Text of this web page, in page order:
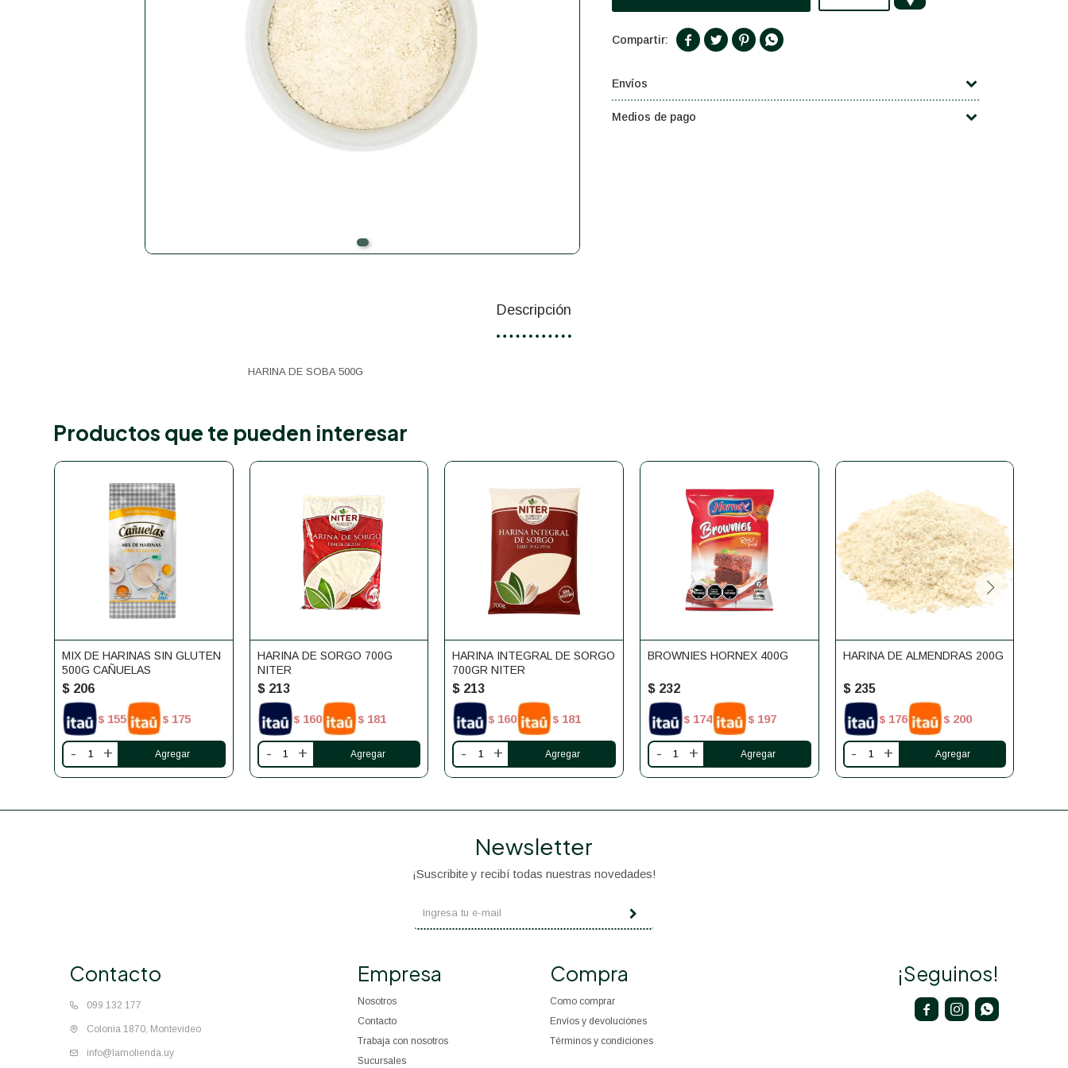
   
Envíos
Medios de pago
Descripción
HARINA DE SOBA 500G
Productos que te pueden interesar
MIX DE HARINAS SIN GLUTEN
500G CAÑUELAS
$ 206
$ 155 $ 175
- +
HARINA DE SORGO 700G
NITER
$ 213
$ 160 $ 181
- +
HARINA INTEGRAL DE SORGO
700GR NITER
$ 213
$ 160 $ 181
- +
BROWNIES HORNEX 400G
$ 232
$ 174 $ 197
- +
HARINA DE ALMENDRAS 200G
$ 235
$ 176 $ 200
- +
Contacto
099 132 177
Colonia 1870, Montevideo
info@lamolienda.uy
Empresa
Nosotros
Contacto
Trabaja con nosotros
Sucursales
Compra
Como comprar
Envíos y devoluciones
Términos y condiciones
Newsletter
¡Suscribite y recibí todas nuestras novedades!
¡Seguinos!
  